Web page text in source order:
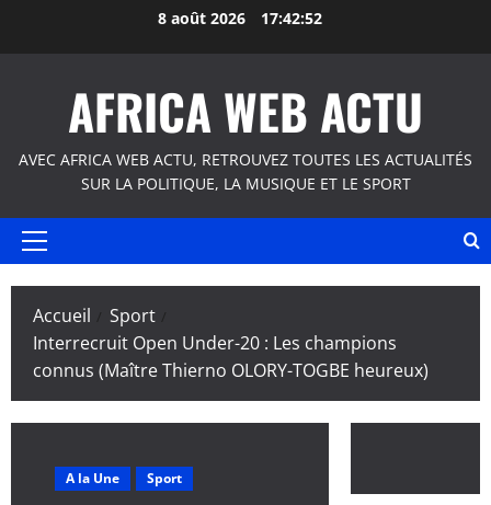
8 août 2026 17:42:53
AFRICA WEB ACTU
AVEC AFRICA WEB ACTU, RETROUVEZ TOUTES LES ACTUALITÉS
SUR LA POLITIQUE, LA MUSIQUE ET LE SPORT
Menu
Accueil
Sport
Interrecruit Open Under-20 : Les champions
connus (Maître Thierno OLORY-TOGBE heureux)
A la Une Sport